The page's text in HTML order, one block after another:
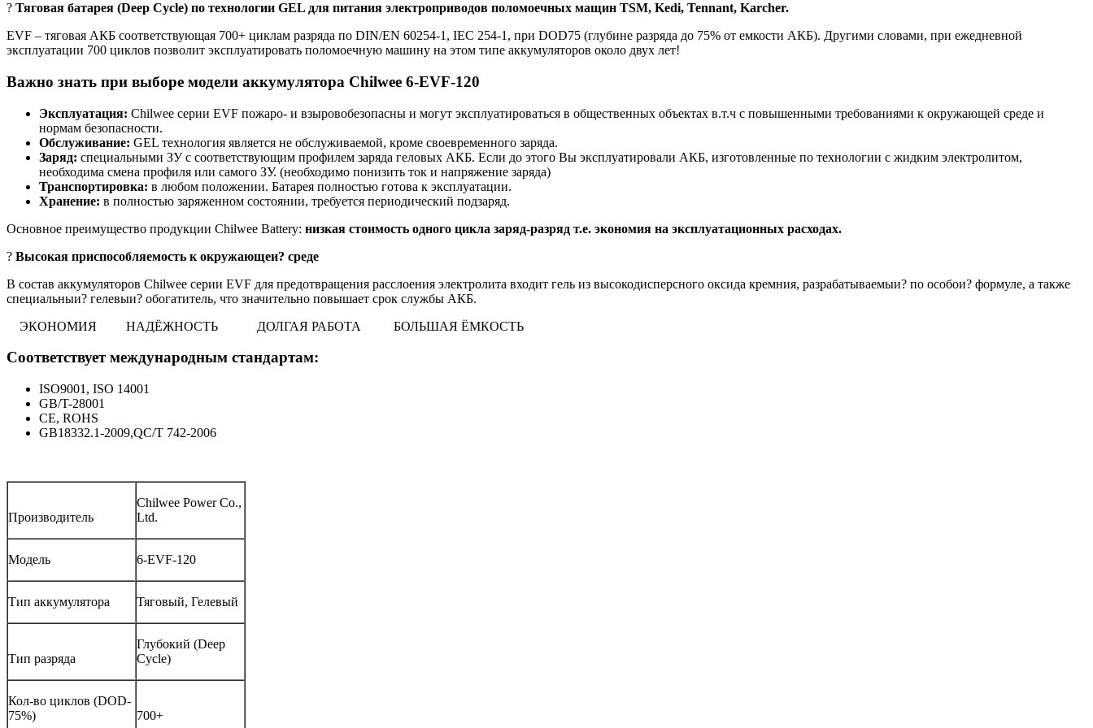
? Тяговая батарея (Deep Cycle) по технологии GEL для питания электроприводов поломоечных мащин TSM, Kedi, Tennant, Karcher.
EVF – тяговая АКБ соответствующая 700+ циклам разряда по DIN/EN 60254-1, IEC 254-1, при DOD75 (глубине разряда до 75% от емкости АКБ). Другими словами, при ежедневной
эксплуатации 700 циклов позволит эксплуатировать поломоечную машину на этом типе аккумуляторов около двух лет!
Важно знать при выборе модели аккумулятора Chilwee 6-EVF-120
Эксплуатация: Chilwee серии EVF пожаро- и взыровобезопасны и могут эксплуатироваться в общественных объектах в.т.ч с повышенными требованиями к окружающей среде и
нормам безопасности.
Обслуживание: GEL технология является не обслуживаемой, кроме своевременного заряда.
Заряд: специальными ЗУ с соответствующим профилем заряда геловых АКБ. Если до этого Вы эксплуатировали АКБ, изготовленные по технологии с жидким электролитом,
необходима смена профиля или самого ЗУ. (необходимо понизить ток и напряжение заряда)
Транспортировка: в любом положении. Батарея полностью готова к эксплуатации.
Хранение: в полностью заряженном состоянии, требуется периодический подзаряд.
Основное преимущество продукции Chilwee Battery: низкая стоимость одного цикла заряд-разряд т.е. экономия на эксплуатационных расходах.
? Высокая приспособляемость к окружающеи? среде
В состав аккумуляторов Chilwee серии EVF для предотвращения расслоения электролита входит гель из высокодисперсного оксида кремния, разрабатываемыи? по особои? формуле, а также
специальныи? гелевыи? обогатитель, что значительно повышает срок службы АКБ.
ЭКОНОМИЯ
НАДЁЖНОСТЬ ДОЛГАЯ РАБОТА БОЛЬШАЯ ЁМКОСТЬ
Соответствует международным стандартам:
ISO9001, ISO 14001
GB/T-28001
CE, ROHS
GB18332.1-2009,QC/T 742-2006
Производитель
Chilwee Power Co.,
Ltd.
Модель 6-EVF-120
Тип аккумулятора Тяговый, Гелевый
Тип разряда
Глубокий (Deep
Cycle)
Кол-во циклов (DOD-
75%)
700+